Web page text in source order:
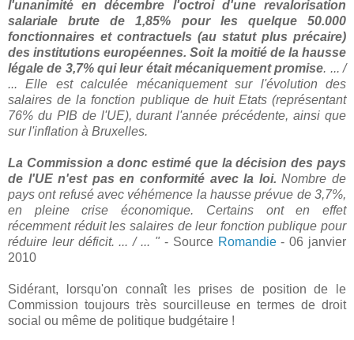
l'unanimité en décembre l'octroi d'une revalorisation
salariale brute de 1,85% pour les quelque 50.000
fonctionnaires et contractuels (au statut plus précaire)
des institutions européennes. Soit la moitié de la hausse
légale de 3,7% qui leur était mécaniquement promise. ... /
...Elle est calculée mécaniquement sur l'évolution des
salaires de la fonction publique de huit Etats (représentant
76% du PIB de l'UE), durant l'année précédente, ainsi que
sur l'inflation à Bruxelles.
La Commission a donc estimé que la décision des pays
de l'UE n'est pas en conformité avec la loi. Nombre de
pays ont refusé avec véhémence la hausse prévue de 3,7%,
en pleine crise économique. Certains ont en effet
récemment réduit les salaires de leur fonction publique pour
réduire leur déficit. ... / ... " - Source Romandie- 06 janvier
2010
Sidérant, lorsqu'on connaît les prises de position de le
Commission toujours très sourcilleuse en termes de droit
social ou même de politique budgétaire !